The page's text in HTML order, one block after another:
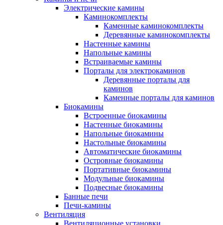
Электрические камины
Каминокомплекты
Каменные каминокомплекты
Деревянные каминокомплекты
Настенные камины
Напольные камины
Встраиваемые камины
Порталы для электрокаминов
Деревянные порталы для
каминов
Каменные порталы для каминов
Биокамины
Встроенные биокамины
Настенные биокамины
Напольные биокамины
Настольные биокамины
Автоматические биокамины
Островные биокамины
Портативные биокамины
Модульные биокамины
Подвесные биокамины
Банные печи
Печи-камины
Вентиляция
Вентиляционные установки